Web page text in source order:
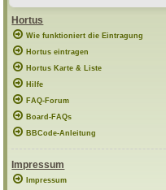
Hortus
Wie funktioniert die Eintragung
Hortus eintragen
Hortus Karte & Liste
Hilfe
FAQ-Forum
Board-FAQs
BBCode-Anleitung
Impressum
Impressum